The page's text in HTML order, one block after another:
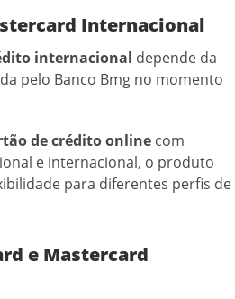
Internacional
internacional depende da
pelo Banco Bmg no momento
de crédito online com
e internacional, o produto
para diferentes perfis de
e Mastercard